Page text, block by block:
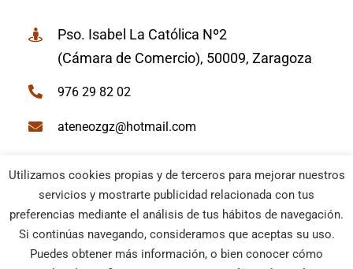
Pso. Isabel La Católica Nº2
(Cámara de Comercio), 50009, Zaragoza
976 29 82 02
ateneozgz@hotmail.com
© Ateneo de Zaragoza | Todos los derechos reservados |
Política Cookies–Aviso Legal| Diseño webNetymedia
Utilizamos cookies propias y de terceros para mejorar nuestros
servicios y mostrarte publicidad relacionada con tus
preferencias mediante el análisis de tus hábitos de navegación.
Si continúas navegando, consideramos que aceptas su uso.
Puedes obtener más información, o bien conocer cómo